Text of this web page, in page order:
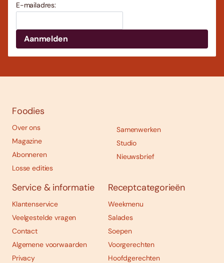
E-mailadres:
Foodies
Over ons
Magazine
Abonneren
Losse edities
Samenwerken
Studio
Nieuwsbrief
Service & informatie
Klantenservice
Veelgestelde vragen
Contact
Algemene voorwaarden
Privacy
Receptcategorieën
Weekmenu
Salades
Soepen
Voorgerechten
Hoofdgerechten